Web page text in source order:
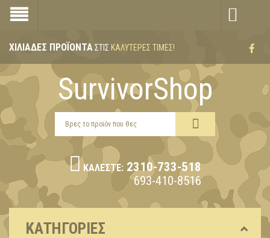
ΧΙΛΙΆΔΕΣ ΠΡΟΪΌΝΤΑΣΤΙΣ ΚΑΛΎΤΕΡΕΣ ΤΙΜΈΣ!
SurvivorShop
ΚΑΛΈΣΤΕ: 2310-733-518
693-410-8516
ΚΑΤΗΓΟΡΊΕΣ